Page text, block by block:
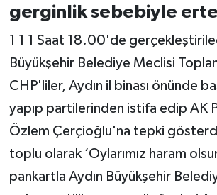
gerginlik sebebiyle
1 1 1 Saat 18.00'de
Büyükşehir Belediye Meclisi
CHP'liler, Aydın il binası önünde
yapıp partilerinden istifa edip AK
Özlem Çerçioğlu'na tepki
toplu olarak ‘Oylarımız haram
pankartla Aydın Büyükşehir